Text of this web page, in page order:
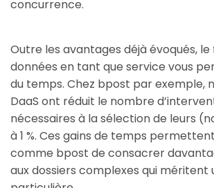
concurrence.
Outre les avantages déjà évoqués, le
données en tant que service vous
du temps. Chez bpost par exemple,
DaaS ont réduit le nombre
nécessaires à la sélection de leurs
à 1 %. Ces gains de temps
comme bpost de consacrer
aux dossiers complexes qui